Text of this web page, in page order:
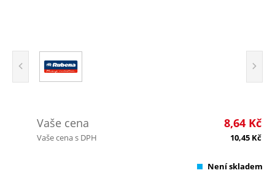
Vaše cena 8,64 Kč
Vaše cena s DPH 10,45 Kč
Není skladem